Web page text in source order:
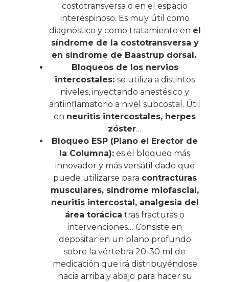
costotransversa o en el espacio
interespinoso. Es muy útil como
diagnóstico y como tratamiento en el
síndrome de la costotransversa y
en síndrome de Baastrup dorsal.
Bloqueos de los nervios
intercostales: se utiliza a distintos
niveles, inyectando anestésico y
antiinflamatorio a nivel subcostal. Útil
en neuritis intercostales, herpes
zóster…
Bloqueo ESP (Plano el Erector de
la Columna): es el bloqueo más
innovador y más versátil dado que
puede utilizarse para contracturas
musculares, síndrome miofascial,
neuritis intercostal, analgesia del
área torácica tras fracturas o
intervenciones… Consiste en
depositar en un plano profundo
sobre la vértebra 20-30 ml de
medicación que irá distribuyéndose
hacia arriba y abajo para hacer su